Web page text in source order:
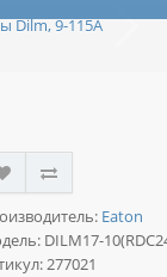
Dilm, 9-115A
Eaton
DILM17-
277021